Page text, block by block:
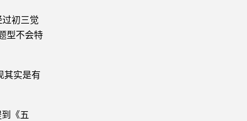
过初三觉
型不会特
其实是有
《五